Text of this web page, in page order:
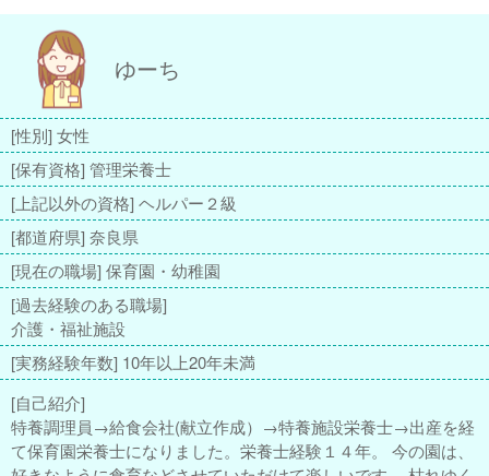
ゆーち
[性別] 女性
[保有資格] 管理栄養士
[上記以外の資格] ヘルパー２級
[都道府県] 奈良県
[現在の職場] 保育園・幼稚園
[過去経験のある職場]
介護・福祉施設
[実務経験年数] 10年以上20年未満
[自己紹介]
特養調理員→給食会社(献立作成）→特養施設栄養士→出産を経
て保育園栄養士になりました。栄養士経験１４年。 今の園は、